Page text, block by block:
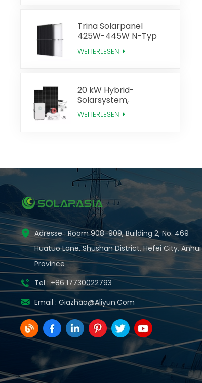
Trina Solarpanel
425W-445W N-Typ
Mono Perc
WEITERLESEN
20 kW Hybrid-
Solarsystem,
Solarenergie-
Komplettsystem
WEITERLESEN
Adresse : Room 908-909, Building 2, No. 469
Huatuo Lane, Shushan District, Hefei City, Anhui
Province
Tel : +86 17730022793
Email :Giazhao@aliyun.com